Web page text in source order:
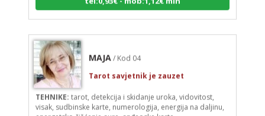
TEHNIKE:tarot, detekcija i skidanje uroka, vidovitost,
visak, sudbinske karte, numerologija, energija na daljinu,
energetsko čišćenje aure, anđeoske karte